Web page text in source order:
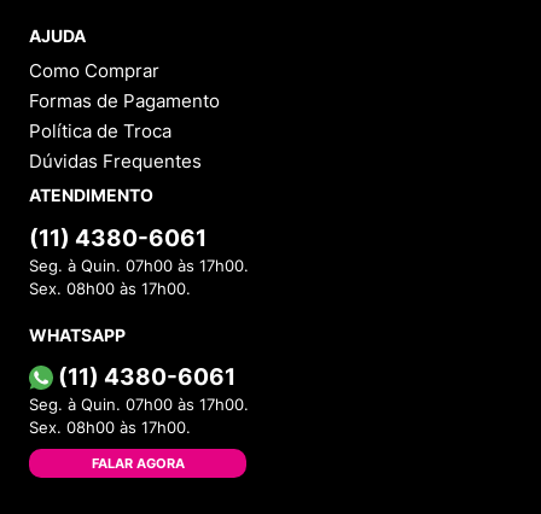
AJUDA
Como Comprar
Formas de Pagamento
Política de Troca
Dúvidas Frequentes
ATENDIMENTO
(11) 4380-6061
Seg. à Quin. 07h00 às 17h00.
Sex. 08h00 às 17h00.
WHATSAPP
(11) 4380-6061
Seg. à Quin. 07h00 às 17h00.
Sex. 08h00 às 17h00.
FALAR AGORA